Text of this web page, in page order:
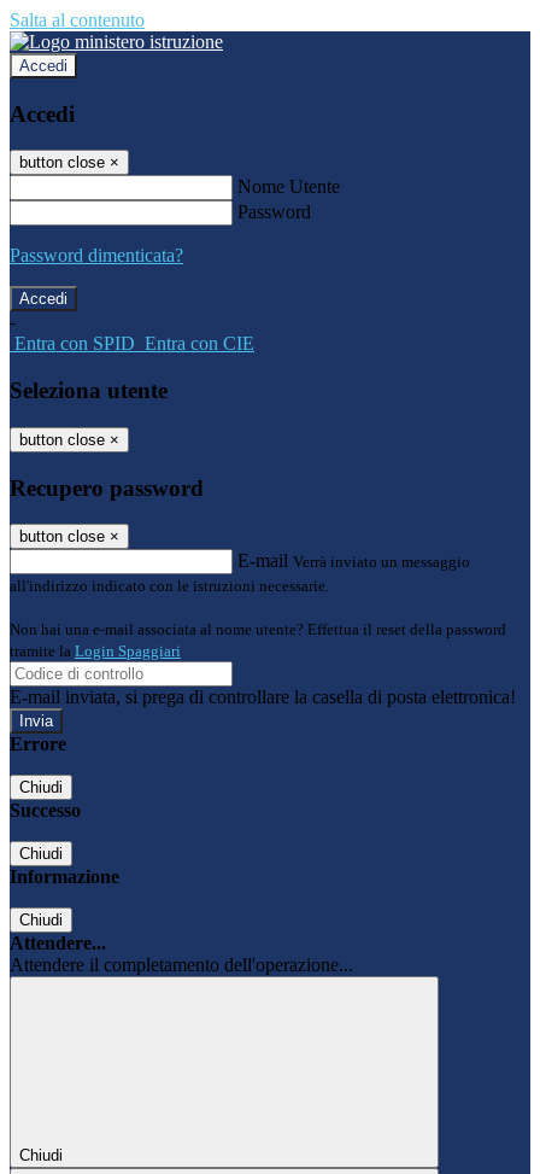
Salta al contenuto
Accedi
Accedi
button close ×
Nome Utente
Password
Password dimenticata?
-
Entra con SPID Entra con CIE
Seleziona utente
button close ×
Recupero password
button close ×
E-mail Verrà inviato un messaggio
all'indirizzo indicato con le istruzioni necessarie.
Non hai una e-mail associata al nome utente? Effettua il reset della password
tramite la Login Spaggiari
E-mail inviata, si prega di controllare la casella di posta elettronica!
Errore
Chiudi
Successo
Chiudi
Informazione
Chiudi
Attendere...
Attendere il completamento dell'operazione...
Chiudi